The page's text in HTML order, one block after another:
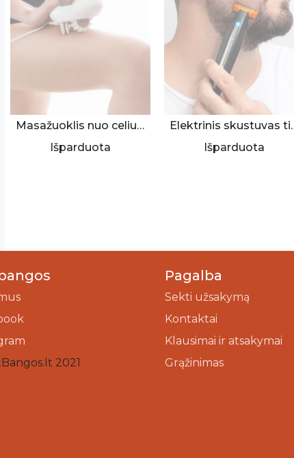
Masažuoklis nuo celiulito
Išparduota
Išparduota
2021
Pagalba
Sekti užsakymą
Kontaktai
Klausimai ir atsakymai
Grąžinimas